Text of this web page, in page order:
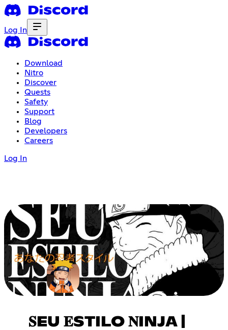
Log In
Download
Nitro
Discover
Quests
Safety
Support
Blog
Developers
Careers
Log In
𝐒EU 𝐄STILO 𝐍INJA |